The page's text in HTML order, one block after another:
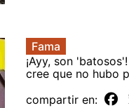
Fama
¡Ayy, son
cree que no hubo
compartir en: